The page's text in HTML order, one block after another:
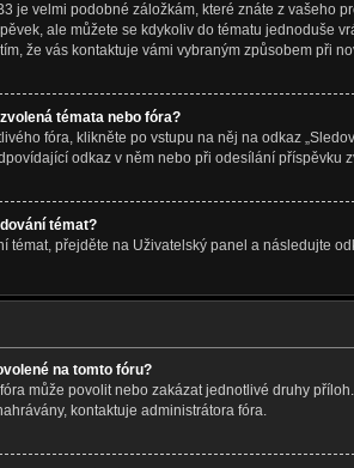
je velmi podobné záložkám, které znáte z vašeho
ale můžete se kdykoliv do tématu jednoduše
že vás kontaktuje vámi vybraným způsobem při
témata nebo fóra?
fóra, klikněte po vstupu na něj na odkaz
odkaz v něm nebo při odesílání příspěvku
témat?
témat, přejděte na Uživatelský panel a následujte
na tomto fóru?
může povolit nebo zakázat jednotlivé druhy
kontaktuje administrátora fóra.